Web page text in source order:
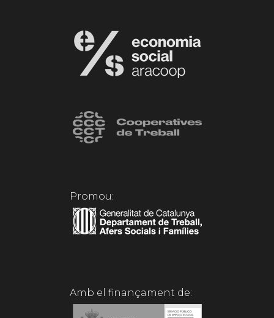
Promou:
Amb el finançament de: